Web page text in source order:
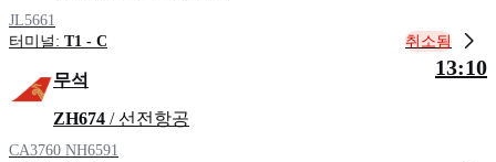
JL5661
터미널: T1 - C 취소됨
무석
ZH674 / 선전항공
CA3760 NH6591
13:10